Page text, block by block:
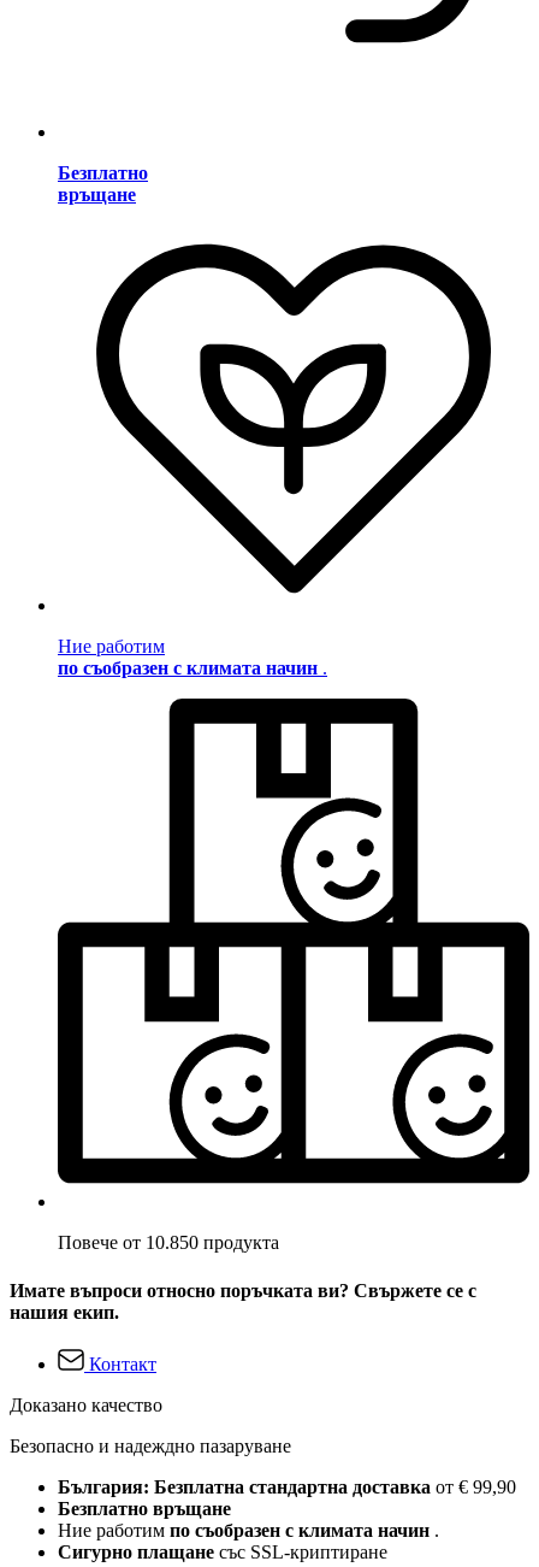
Безплатно
връщане
Ние работим
по съобразен с климата начин .
Повече от 10.850 продукта
Имате въпроси относно поръчката ви? Свържете се с
нашия екип.
Контакт
Доказано качество
Безопасно и надеждно пазаруване
България: Безплатна стандартна доставка от € 99,90
Безплатно връщане
Ние работим по съобразен с климата начин .
Сигурно плащане със SSL-криптиране